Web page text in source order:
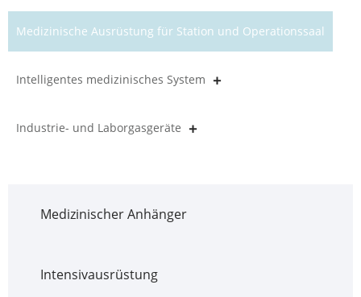
Gasleitungen
Medizinische Ausrüstung für Station und Operationssaal
Intelligentes medizinisches System
Industrie- und Laborgasgeräte
Medizinischer Anhänger
Intensivausrüstung